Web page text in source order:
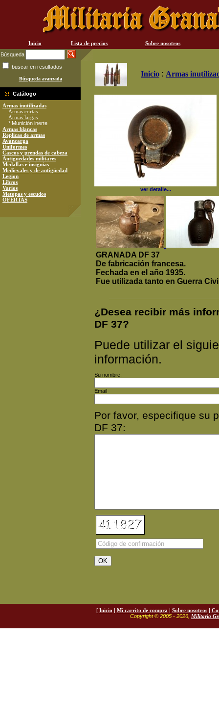
Inicio Lista de precios
Sobre nosotros
Búsqueda
buscar en resultados
Búsqueda avanzada
Catálogo
Armas inutilizadas
Armas cortas
Armas largas
* Munición inerte
Armas blancas
Replicas de armas
Avancarga
Uniformes
Cascos y prendas de cabeza
Antiguedades militares
Medallas e insignias
Medievales y de antigüedad
Legion
Libros
Varios
Metopas y escudos
OFERTAS
Inicio : Armas
ver detalle...
GRANADA DF 37
De fabricación francesa.
Fechada en el año 1935.
Fue utilizada tanto en Guerra
¿Desea recibir más
DF 37?
Puede utilizar el
información.
Su nombre:
Email
Por favor, especifique su
DF 37:
[ Inicio | Mi carrito de compra | Sobre nosotros|
Copyright © 2005 - 2026, Militaria